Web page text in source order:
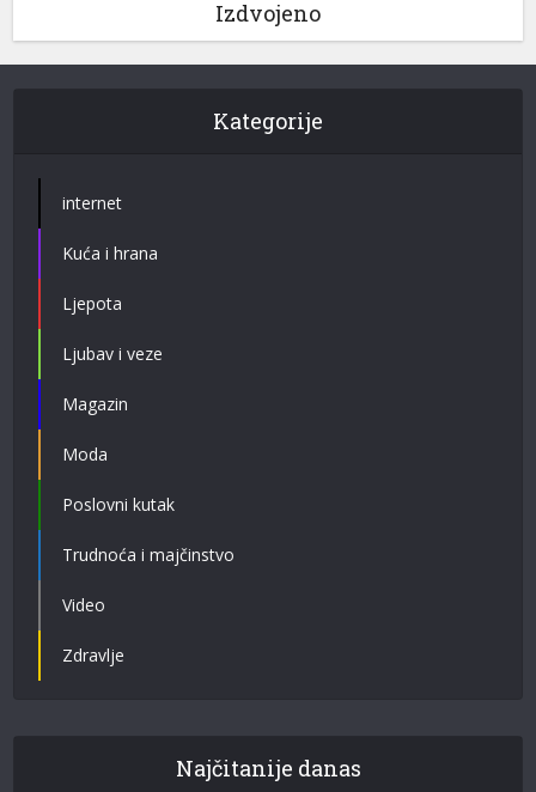
Izdvojeno
Kategorije
internet
Kuća i hrana
Ljepota
Ljubav i veze
Magazin
Moda
Poslovni kutak
Trudnoća i majčinstvo
Video
Zdravlje
Najčitanije danas